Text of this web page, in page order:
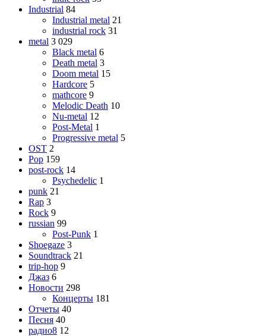
Industrial 84
Industrial metal 21
industrial rock 31
metal 3 029
Black metal 6
Death metal 3
Doom metal 15
Hardcore 5
mathcore 9
Melodic Death 10
Nu-metal 12
Post-Metal 1
Progressive metal 5
OST 2
Pop 159
post-rock 14
Psychedelic 1
punk 21
Rap 3
Rock 9
russian 99
Post-Punk 1
Shoegaze 3
Soundtrack 21
trip-hop 9
Джаз 6
Новости 298
Концерты 181
Отчеты 40
Песня 40
радио8 12